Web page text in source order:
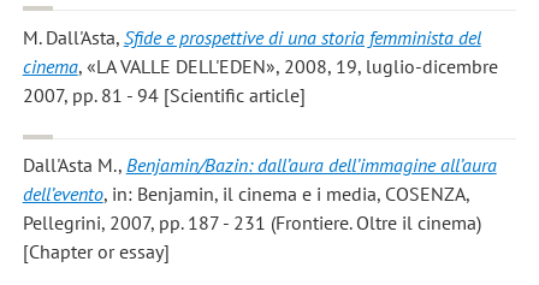
M. Dall'Asta, Sfide e prospettive di una storia femminista del
cinema, «LA VALLE DELL'EDEN», 2008, 19, luglio-dicembre
2007, pp. 81 - 94 [Scientific article]
Dall'Asta M., Benjamin/Bazin: dall’aura dell’immagine all’aura
dell’evento, in: Benjamin, il cinema e i media, COSENZA,
Pellegrini, 2007, pp. 187 - 231 (Frontiere. Oltre il cinema)
[Chapter or essay]